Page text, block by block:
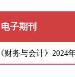
电子期刊
《财务与会计》2024